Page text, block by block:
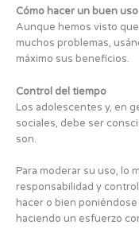
Cómo hacer un buen
Aunque hemos visto
muchos problemas,
máximo sus beneficios.
Control del tiempo
Los adolescentes y, en
sociales, debe ser
son.
Para moderar su uso, lo
responsabilidad y
hacer o bien
haciendo un esfuerzo